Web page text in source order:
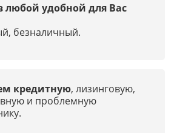
любой удобной для Вас
безналичный.
кредитную, лизинговую,
и проблемную